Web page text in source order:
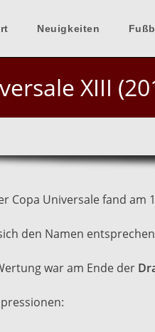
Neuigkeiten
XIII
Copa Universale fand am
den Namen
war am Ende der